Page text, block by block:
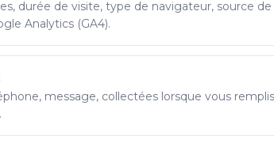
durée de visite, type de navigateur, source
Analytics (GA4).
message, collectées lorsque vous